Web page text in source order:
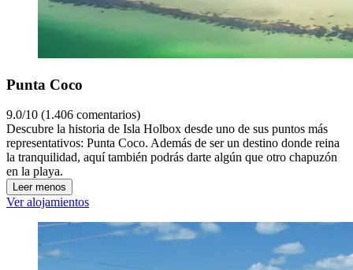
Punta Coco
9.0/10 (1.406 comentarios)
Descubre la historia de Isla Holbox desde uno de sus puntos más
representativos: Punta Coco. Además de ser un destino donde reina
la tranquilidad, aquí también podrás darte algún que otro chapuzón
en la playa.
Leer menos
Ver alojamientos